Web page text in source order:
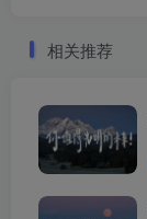
相关推荐